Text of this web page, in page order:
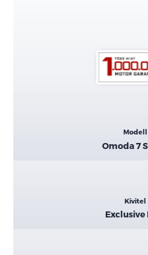
Modell
Omoda 7
Kivitel
Exclusive